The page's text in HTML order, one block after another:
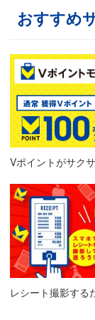
おすすめ
Vポイントがサク
レシート撮影する